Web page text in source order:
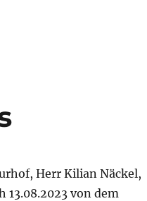
Herr Kilian Näckel,
13.08.2023 von dem